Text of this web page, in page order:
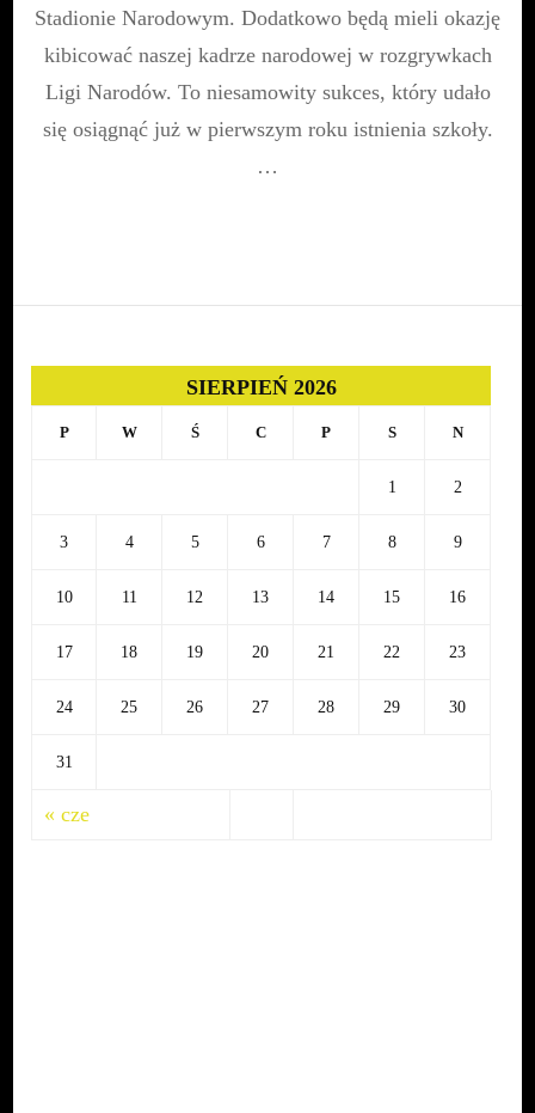
zagra
Stadionie
Narodowym!
Stadionie Narodowym. Dodatkowo będą mieli okazję
kibicować naszej kadrze narodowej w rozgrywkach
Ligi Narodów. To niesamowity sukces, który udało
się osiągnąć już w pierwszym roku istnienia szkoły.
…
SIERPIEŃ 2026
P W Ś C P S N
1 2
3 4 5 6 7 8 9
10 11 12 13 14 15 16
17 18 19 20 21 22 23
24 25 26 27 28 29 30
31
« cze